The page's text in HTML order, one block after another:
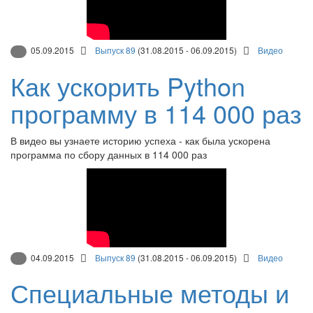
05.09.2015 Выпуск 89 (31.08.2015 - 06.09.2015) Видео
Как ускорить Python
программу в 114 000 раз
В видео вы узнаете историю успеха - как была ускорена
программа по сбору данных в 114 000 раз
04.09.2015 Выпуск 89 (31.08.2015 - 06.09.2015) Видео
Специальные методы и